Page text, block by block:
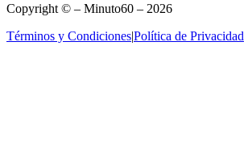
Copyright © – Minuto60 – 2026
Términos y Condiciones|Política de Privacidad